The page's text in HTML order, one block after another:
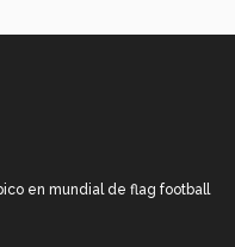
en mundial de flag football